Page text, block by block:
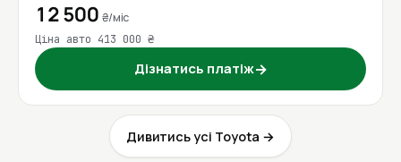
12 500 ₴/міс
Ціна авто 413 000 ₴
Дізнатись платіж→
Дивитись усі Toyota →